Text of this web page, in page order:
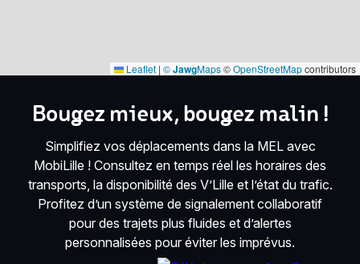
Leaflet | ©JawgMaps©OpenStreetMapcontributors
Bougez mieux, bougez malin !
Simplifiez vos déplacements dans la MEL avec
MobiLille ! Consultez en temps réel les horaires des
transports, la disponibilité des V’Lille et l’état du trafic.
Profitez d’un système de signalement collaboratif
pour des trajets plus fluides et d’alertes
personnalisées pour éviter les imprévus.